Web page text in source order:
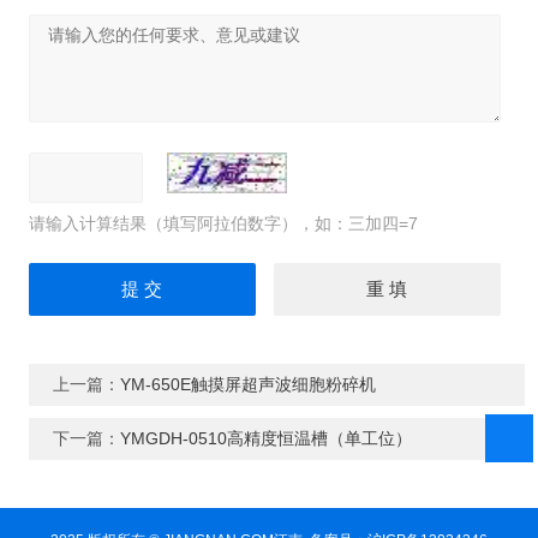
请输入计算结果（填写阿拉伯数字），如：三加四=7
上一篇： YM-650E触摸屏超声波细胞粉碎机
下一篇： YMGDH-0510高精度恒温槽（单工位）